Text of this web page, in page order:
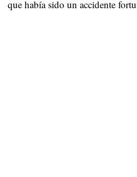
que había sido un accidente